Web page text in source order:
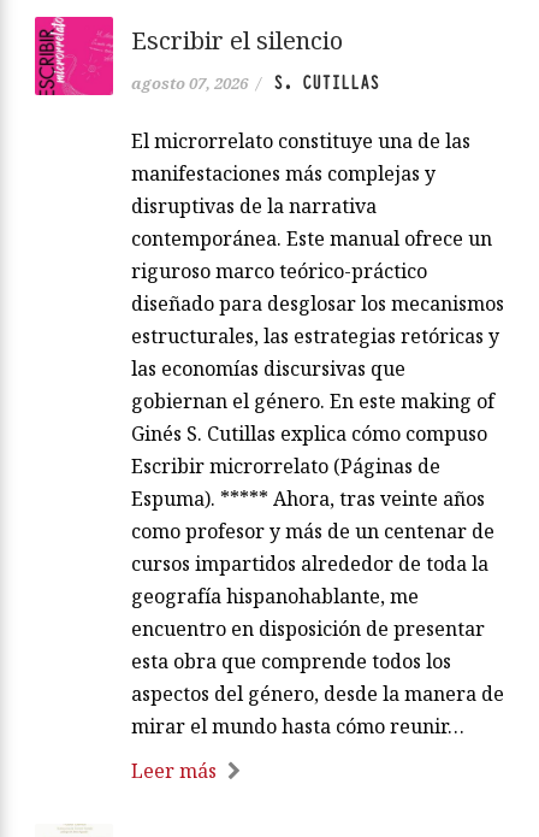
Escribir el silencio
agosto 07, 2026 / S. CUTILLAS
El microrrelato constituye una de las
manifestaciones más complejas y
disruptivas de la narrativa
contemporánea. Este manual ofrece un
riguroso marco teórico-práctico
diseñado para desglosar los mecanismos
estructurales, las estrategias retóricas y
las economías discursivas que
gobiernan el género. En este making of
Ginés S. Cutillas explica cómo compuso
Escribir microrrelato (Páginas de
Espuma). ***** Ahora, tras veinte años
como profesor y más de un centenar de
cursos impartidos alrededor de toda la
geografía hispanohablante, me
encuentro en disposición de presentar
esta obra que comprende todos los
aspectos del género, desde la manera de
mirar el mundo hasta cómo reunir…
Leer más